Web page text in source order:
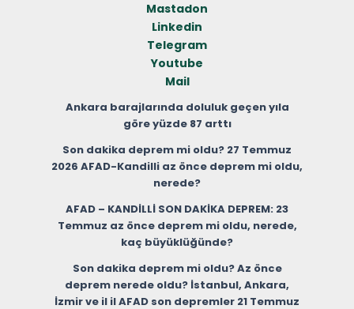
Mastadon
Linkedin
Telegram
Youtube
Mail
Ankara barajlarında doluluk geçen yıla
göre yüzde 87 arttı
Son dakika deprem mi oldu? 27 Temmuz
2026 AFAD-Kandilli az önce deprem mi oldu,
nerede?
AFAD – KANDİLLİ SON DAKİKA DEPREM: 23
Temmuz az önce deprem mi oldu, nerede,
kaç büyüklüğünde?
Son dakika deprem mi oldu? Az önce
deprem nerede oldu? İstanbul, Ankara,
İzmir ve il il AFAD son depremler 21 Temmuz